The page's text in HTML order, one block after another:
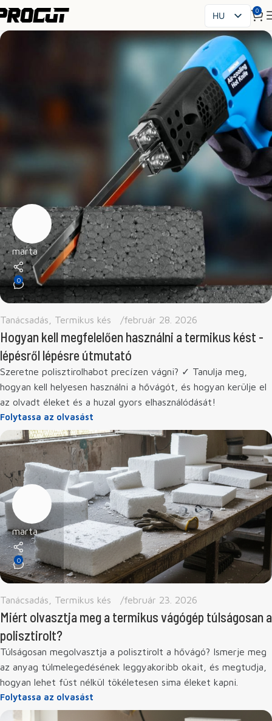
HU
PL
SK
CS
FR
ES
IT
UK
RO
DE
0
marta
0
Tanácsadás Termikus kés február 28. 2026
Hogyan kell megfelelően használni a termikus kést -
lépésről lépésre útmutató
Szeretne polisztirolhabot precízen vágni? ✓ Tanulja meg,
hogyan kell helyesen használni a hővágót, és hogyan kerülje el
az olvadt éleket és a huzal gyors elhasználódását!
Folytassa az olvasást
marta
0
Tanácsadás Termikus kés február 23. 2026
Miért olvasztja meg a termikus vágógép túlságosan a
polisztirolt?
Túlságosan megolvasztja a polisztirolt a hővágó? Ismerje meg
az anyag túlmelegedésének leggyakoribb okait, és megtudja,
hogyan lehet füst nélkül tökéletesen sima éleket kapni.
Folytassa az olvasást